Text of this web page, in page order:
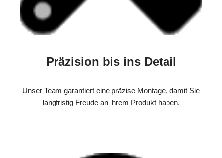
Präzision bis ins Detail
Unser Team garantiert eine präzise Montage, damit Sie
langfristig Freude an Ihrem Produkt haben.